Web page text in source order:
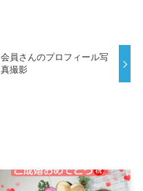
会員さんのプロフィール写
真撮影